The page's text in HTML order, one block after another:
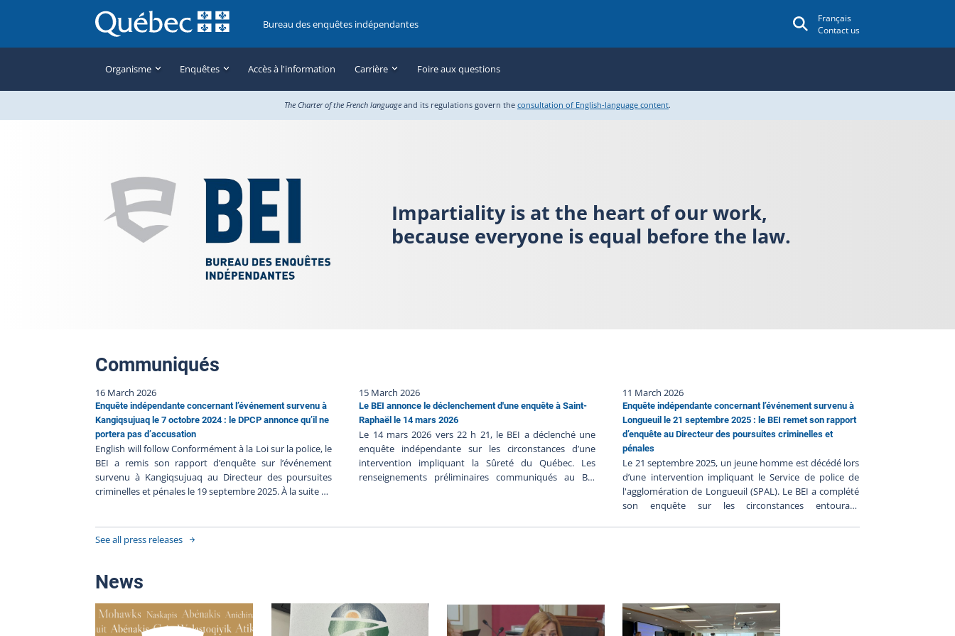
Bureau des enquêtes indépendantes
Français
Contact us
Organisme Enquêtes Accès à l'information Carrière Foire aux questions
The Charter of the French language and its regulations govern the consultation of English-language content.
Impartiality is at the heart of our work,
because everyone is equal before the law.
Communiqués
16 March 2026
Enquête indépendante concernant l’événement survenu à
Kangiqsujuaq le 7 octobre 2024 : le DPCP annonce qu’il ne
portera pas d’accusation
English will follow Conformément à la Loi sur la police, le
BEI a remis son rapport d’enquête sur l’événement
survenu à Kangiqsujuaq au Directeur des poursuites
criminelles et pénales le 19 septembre 2025. À la suite de
BEI ferme le dossier BEI-250617-001. Puisque des
accusations ont été portées contre une personne civile
est toujours devant les tribunaux, le BEI ne rendra pas
publiques davantage d’informations pour le moment
afin de ne pas nuire à l’équité et à l’intégrité du
processus judiciaire. Le bilan d’enquête suivant la
procédure habituelle sera publié lorsque ces procédures
15 March 2026
Le BEI annonce le déclenchement d'une enquête à Saint-
Raphaël le 14 mars 2026
Le 14 mars 2026 vers 22 h 21, le BEI a déclenché une
enquête indépendante sur les circonstances d’une
intervention impliquant la Sûreté du Québec. Les
renseignements préliminaires communiqués au BEI
une arme à feu ; Un policier aurait fait feu en direction
de la personne qui aurait alors été blessée par tir
policier ;La personne aurait été transportée en centre
11 March 2026
Enquête indépendante concernant l’événement survenu à
Longueuil le 21 septembre 2025 : le BEI remet son rapport
d’enquête au Directeur des poursuites criminelles et
pénales
Le 21 septembre 2025, un jeune homme est décédé lors
d’une intervention impliquant le Service de police de
l'agglomération de Longueuil (SPAL). Le BEI a complété
son enquête sur les circonstances entourant
applicable. Le rapport soumis au DPCP par le BEI
contient l’ensemble de éléments recueillis par l’enquête
notamment les déclarations des témoins et des
See all press releases
News